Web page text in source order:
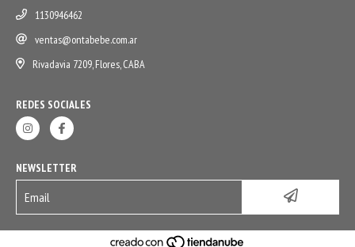
1130946462
ventas@ontabebe.com.ar
Rivadavia 7209, Flores, CABA
REDES SOCIALES
NEWSLETTER